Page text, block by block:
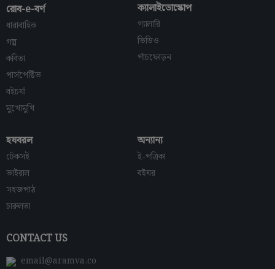
রোব-e-বর্ণ
ধারাবাহিক
গল্প
কবিতা
পার্সপেক্টিভ
বইচর্যা
মুখোমুখি
ক্যালাইডোস্কোপ
গ্যালারি
ভিডিও
পাঁচফোড়ন
হযবরল
টেকসই
ভাইরাল
সহজপাঠ
চারুলতা
অন্যান্য
ই-পত্রিকা
বইঘর
CONTACT US
email@aramva.co